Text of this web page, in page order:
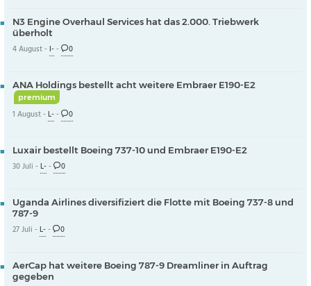
N3 Engine Overhaul Services hat das 2.000. Triebwerk
überholt
4 August - I-- 0
ANA Holdings bestellt acht weitere Embraer E190-E2
premium
1 August -L-- 0
Luxair bestellt Boeing 737-10 und Embraer E190-E2
30 Juli -L-- 0
Uganda Airlines diversifiziert die Flotte mit Boeing 737-8 und
787-9
27 Juli -L-- 0
AerCap hat weitere Boeing 787-9 Dreamliner in Auftrag
gegeben